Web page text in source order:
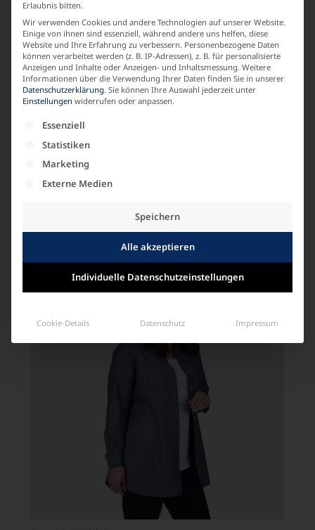
fabelhaft
MATERIALZUSAMMENSETZUNG
Leinen
ARMLAENGE
Kurzarm
Ähnliche Produkte
Erlaubnis bitten.
Wir verwenden Cookies und andere Technologien auf unserer Website.
Einige von ihnen sind essenziell, während andere uns helfen, diese
Website und Ihre Erfahrung zu verbessern. Personenbezogene Daten
können verarbeitet werden (z. B. IP-Adressen), z. B. für personalisierte
Anzeigen und Inhalte oder Anzeigen- und Inhaltsmessung. Weitere
Informationen über die Verwendung Ihrer Daten finden Sie in unserer
Datenschutzerklärung. Sie können Ihre Auswahl jederzeit unter
Einstellungen widerrufen oder anpassen.
Es folgt eine Liste der Service-Gruppen, für die
Essenziell
Statistiken
Marketing
Externe Medien
Speichern
Alle akzeptieren
Individuelle Datenschutzeinstellungen
Cookie-Details Datenschutz Impressum